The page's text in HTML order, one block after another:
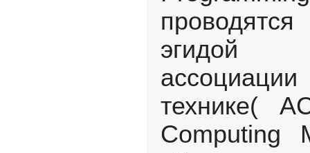
эгидой
технике(
Computing